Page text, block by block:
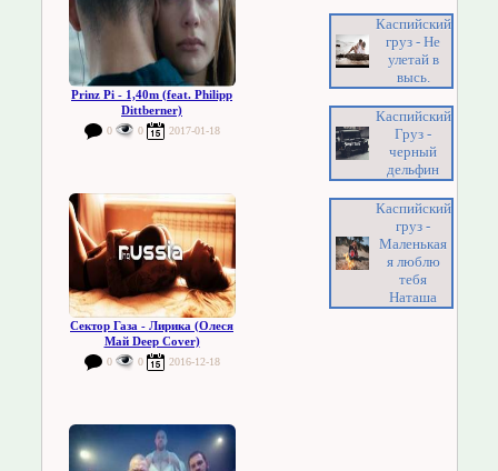
Prinz Pi - 1,40m (feat. Philipp
Dittberner)
0 0 2017-01-18
Сектор Газа - Лирика (Олеся
Май Deep Cover)
0 0 2016-12-18
Каспийский
груз - Не
улетай в
высь.
Каспийский
Груз -
черный
дельфин
Каспийский
груз -
Маленькая
я люблю
тебя
Наташа